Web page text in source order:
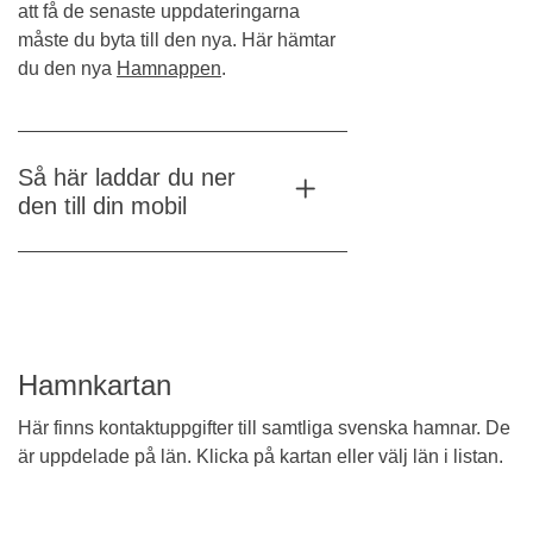
att få de senaste uppdateringarna
måste du byta till den nya. Här hämtar
du den nya Hamnappen.
Så här laddar du ner
den till din mobil
Hamnkartan
Här finns kontaktuppgifter till samtliga svenska hamnar. De
är uppdelade på län. Klicka på kartan eller välj län i listan.